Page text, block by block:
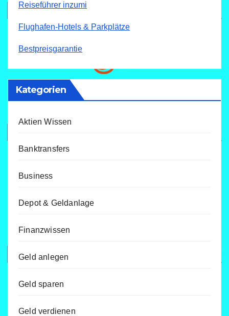
Reiseführer inzumi
Flughafen-Hotels & Parkplätze
Bestpreisgarantie
Kategorien
Aktien Wissen
Banktransfers
Business
Depot & Geldanlage
Finanzwissen
Geld anlegen
Geld sparen
Geld verdienen